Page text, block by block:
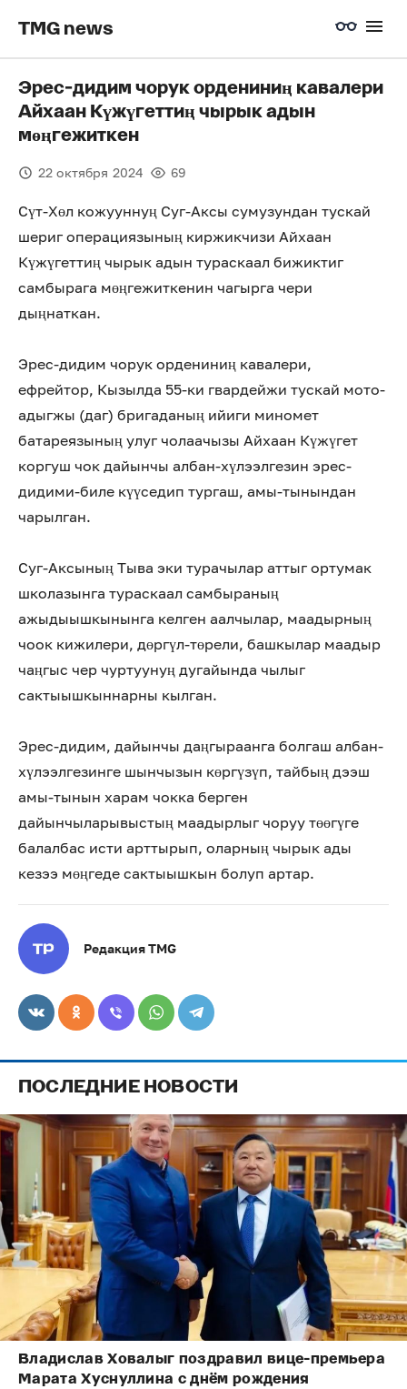
TMG news
Эрес-дидим чорук ордениниң кавалери
Айхаан Күжүгеттиң чырык адын
мөңгежиткен
22 октября 2024 69
Сүт-Хөл кожууннуң Суг-Аксы сумузундан тускай
шериг операциязының киржикчизи Айхаан
Күжүгеттиң чырык адын тураскаал бижиктиг
самбырага мөңгежиткенин чагырга чери
дыңнаткан.
Эрес-дидим чорук ордениниң кавалери,
ефрейтор, Кызылда 55-ки гвардейжи тускай мото-
адыгжы (даг) бригаданың ийиги миномет
батареязының улуг чолаачызы Айхаан Күжүгет
коргуш чок дайынчы албан-хүлээлгезин эрес-
дидими-биле күүседип тургаш, амы-тынындан
чарылган.
Суг-Аксының Тыва эки турачылар аттыг ортумак
школазынга тураскаал самбыраның
ажыдыышкынынга келген аалчылар, маадырның
чоок кижилери, дөргүл-төрели, башкылар маадыр
чаңгыс чер чуртуунуң дугайында чылыг
сактыышкыннарны кылган.
Эрес-дидим, дайынчы даңгыраанга болгаш албан-
хүлээлгезинге шынчызын көргүзүп, тайбың дээш
амы-тынын харам чокка берген
дайынчыларывыстың маадырлыг чоруу төөгүге
балалбас исти арттырып, оларның чырык ады
кезээ мөңгеде сактыышкын болуп артар.
Редакция TMG
ПОСЛЕДНИЕ НОВОСТИ
Владислав Ховалыг поздравил вице-премьера
Марата Хуснуллина с днём рождения